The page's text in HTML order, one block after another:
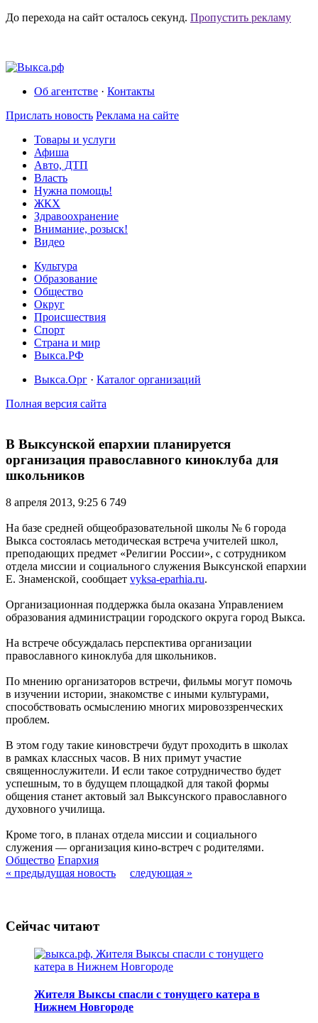
До перехода на сайт осталось секунд. Пропустить рекламу
Об агентстве · Контакты
Прислать новость Реклама на сайте
Товары и услуги
Афиша
Авто, ДТП
Власть
Нужна помощь!
ЖКХ
Здравоохранение
Внимание, розыск!
Видео
Культура
Образование
Общество
Округ
Происшествия
Спорт
Страна и мир
Выкса.РФ
Выкса.Орг · Каталог организаций
Полная версия сайта
В Выксунской епархии планируется
организация православного киноклуба для
школьников
8 апреля 2013, 9:25 6 749
На базе средней общеобразовательной школы № 6 города
Выкса состоялась методическая встреча учителей школ,
преподающих предмет «Религии России», с сотрудником
отдела миссии и социального служения Выксунской епархии
Е. Знаменской, сообщает vyksa-eparhia.ru.
Организационная поддержка была оказана Управлением
образования администрации городского округа город Выкса.
На встрече обсуждалась перспектива организации
православного киноклуба для школьников.
По мнению организаторов встречи, фильмы могут помочь
в изучении истории, знакомстве с иными культурами,
способствовать осмыслению многих мировоззренческих
проблем.
В этом году такие киновстречи будут проходить в школах
в рамках классных часов. В них примут участие
священнослужители. И если такое сотрудничество будет
успешным, то в будущем площадкой для такой формы
общения станет актовый зал Выксунского православного
духовного училища.
Кроме того, в планах отдела миссии и социального
служения — организация кино-встреч с родителями.
Общество Епархия
« предыдущая новость
следующая »
Сейчас читают
Жителя Выксы спасли с тонущего катера в
Нижнем Новгороде